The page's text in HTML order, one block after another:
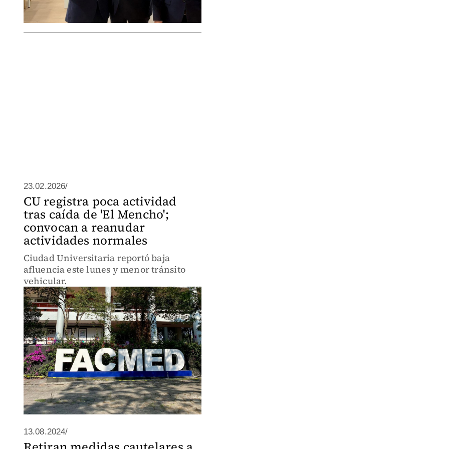
23.02.2026/
CU registra poca actividad
tras caída de 'El Mencho';
convocan a reanudar
actividades normales
Ciudad Universitaria reportó baja
afluencia este lunes y menor tránsito
vehicular.
13.08.2024/